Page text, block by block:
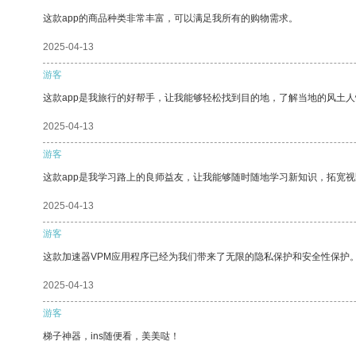
这款app的商品种类非常丰富，可以满足我所有的购物需求。
2025-04-13
游客
这款app是我旅行的好帮手，让我能够轻松找到目的地，了解当地的风土人
2025-04-13
游客
这款app是我学习路上的良师益友，让我能够随时随地学习新知识，拓宽视
2025-04-13
游客
这款加速器VPM应用程序已经为我们带来了无限的隐私保护和安全性保护。
2025-04-13
游客
梯子神器，ins随便看，美美哒！